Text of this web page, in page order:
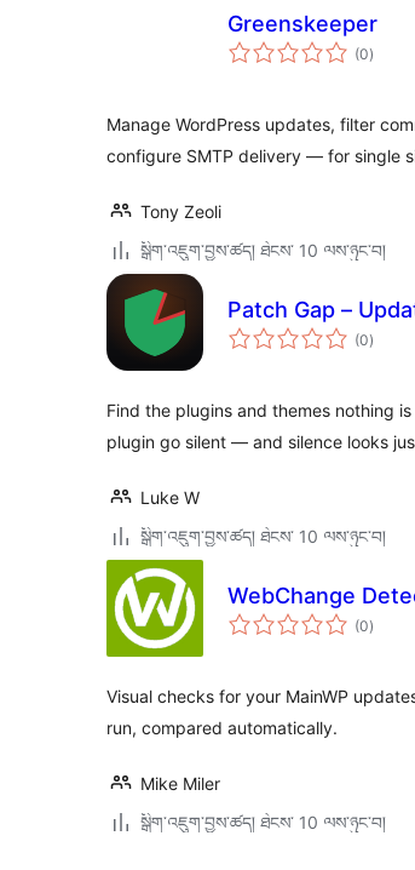
Greenskeeper
(0གདེང་
འཇོག་
)
Manage WordPress updates, filter
configure SMTP delivery — for single
Tony Zeoli
སྒྲིག་འཇུག་བྱས་ཚད། ཐེངས་ 10 ལས་ཉུང་བ།
Patch Gap –
(0གདེང་
འཇོག་
)
Find the plugins and themes nothing
plugin go silent — and silence looks
Luke W
སྒྲིག་འཇུག་བྱས་ཚད། ཐེངས་ 10 ལས་ཉུང་བ།
WebChange
(0གདེང་
འཇོག་
)
Visual checks for your MainWP
run, compared automatically.
Mike Miler
སྒྲིག་འཇུག་བྱས་ཚད། ཐེངས་ 10 ལས་ཉུང་བ།